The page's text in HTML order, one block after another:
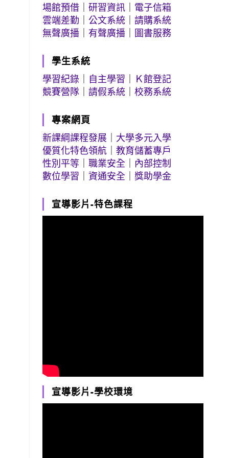
場館預借 ｜研習資訊
電子信箱
雲端差勤 ｜公文系統 ｜請購系統
無聲廣播
有聲廣播 圖書服務
學生系統
學習紀錄
自主學習
Ｋ館登記
競賽營隊 ｜請假系統 ｜校務系統
專案網頁
新課綱課程發展
大學多元入學
優質化特色領航 ｜教育儲蓄專戶
性別平等 ｜職業安全
內部控制
數位學習 ｜資通安全 ｜獎助學金
宣導影片-特色課程
宣導影片-學校環境